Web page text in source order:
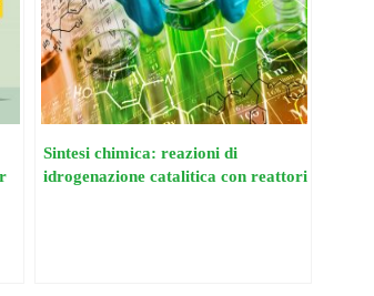
Sintesi chimica: reazioni di
idrogenazione catalitica con reattori